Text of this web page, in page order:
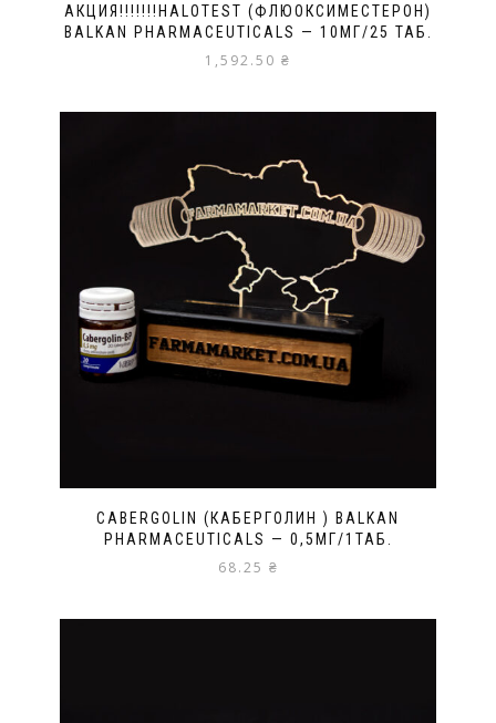
АКЦИЯ!!!!!!!HALOTEST (ФЛЮОКСИМЕСТЕРОН)
BALKAN PHARMACEUTICALS — 10МГ/25 ТАБ.
1,592.50 ₴
CABERGOLIN (КАБЕРГОЛИН ) BALKAN
PHARMACEUTICALS — 0,5МГ/1ТАБ.
68.25 ₴